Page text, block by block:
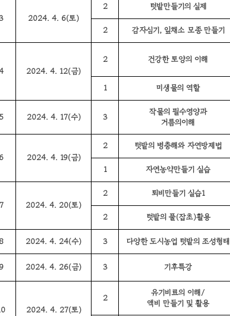
2024. 4. 6(토)
2 텃밭만들기의 실제
2 감자심기, 잎채소 모종 만들기
2024. 4. 12(금)
2 건강한 토양의 이해
1 미생물의 역할
2024. 4. 17(수) 3
작물의 필수영양과
거름의이해
2024. 4. 19(금)
2 텃밭의 병충해와 자연방제법
1 자연농약만들기 실습
2024. 4. 20(토)
2 퇴비만들기 실습1
2 텃밭의 풀(잡초)활용
8 2024. 4. 24(수) 3 다양한 도시농업 텃밭의 조성형태
2024. 4. 26(금) 3 기후특강
2024. 4. 27(토)
2
유기비료의 이해/
액비 만들기 및 활용